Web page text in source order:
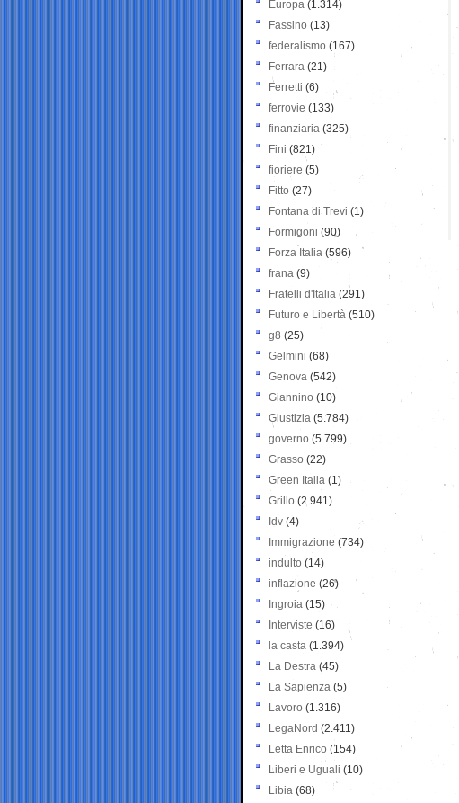
Europa (1.314)
Fassino (13)
federalismo (167)
Ferrara (21)
Ferretti (6)
ferrovie (133)
finanziaria (325)
Fini (821)
fioriere (5)
Fitto (27)
Fontana di Trevi (1)
Formigoni (90)
Forza Italia (596)
frana (9)
Fratelli d'Italia (291)
Futuro e Libertà (510)
g8 (25)
Gelmini (68)
Genova (542)
Giannino (10)
Giustizia (5.784)
governo (5.799)
Grasso (22)
Green Italia (1)
Grillo (2.941)
Idv (4)
Immigrazione (734)
indulto (14)
inflazione (26)
Ingroia (15)
Interviste (16)
la casta (1.394)
La Destra (45)
La Sapienza (5)
Lavoro (1.316)
LegaNord (2.411)
Letta Enrico (154)
Liberi e Uguali (10)
Libia (68)